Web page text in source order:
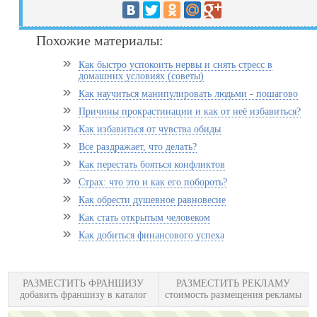
Похожие материалы:
Как быстро успокоить нервы и снять стресс в
домашних условиях (советы)
Как научиться манипулировать людьми - пошагово
Причины прокрастинации и как от неё избавиться?
Как избавиться от чувства обиды
Все раздражает, что делать?
Как перестать бояться конфликтов
Страх: что это и как его побороть?
Как обрести душевное равновесие
Как стать открытым человеком
Как добиться финансового успеха
РАЗМЕСТИТЬ ФРАНШИЗУ
добавить франшизу в каталог
РАЗМЕСТИТЬ РЕКЛАМУ
стоимость размещения рекламы